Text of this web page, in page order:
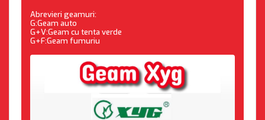
Abrevieri geamuri:
G:Geam auto
G+V:Geam cu tenta verde
G+F:Geam fumuriu